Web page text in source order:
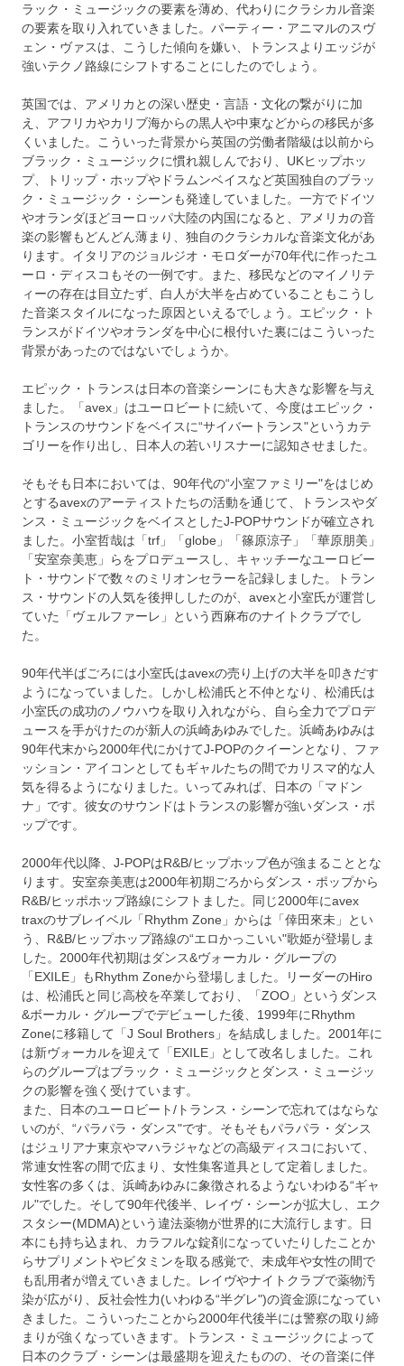
ラック・ミュージックの要素を薄め、代わりにクラシカル音楽
の要素を取り入れていきました。パーティー・アニマルのスヴ
ェン・ヴァスは、こうした傾向を嫌い、トランスよりエッジが
強いテクノ路線にシフトすることにしたのでしょう。
英国では、アメリカとの深い歴史・言語・文化の繋がりに加
え、アフリカやカリブ海からの黒人や中東などからの移民が多
くいました。こういった背景から英国の労働者階級は以前から
ブラック・ミュージックに慣れ親しんでおり、UKヒップホッ
プ、トリップ・ホップやドラムンベイスなど英国独自のブラッ
ク・ミュージック・シーンも発達していました。一方でドイツ
やオランダほどヨーロッパ大陸の内国になると、アメリカの音
楽の影響もどんどん薄まり、独自のクラシカルな音楽文化があ
ります。イタリアのジョルジオ・モロダーが70年代に作ったユ
ーロ・ディスコもその一例です。また、移民などのマイノリテ
ィーの存在は目立たず、白人が大半を占めていることもこうし
た音楽スタイルになった原因といえるでしょう。エピック・ト
ランスがドイツやオランダを中心に根付いた裏にはこういった
背景があったのではないでしょうか。
エピック・トランスは日本の音楽シーンにも大きな影響を与え
ました。「avex」はユーロビートに続いて、今度はエピック・
トランスのサウンドをベイスに“サイバートランス"というカテ
ゴリーを作り出し、日本人の若いリスナーに認知させました。
そもそも日本においては、90年代の“小室ファミリー"をはじめ
とするavexのアーティストたちの活動を通じて、トランスやダ
ンス・ミュージックをベイスとしたJ-POPサウンドが確立され
ました。小室哲哉は「trf」「globe」「篠原涼子」「華原朋美」
「安室奈美恵」らをプロデュースし、キャッチーなユーロビー
ト・サウンドで数々のミリオンセラーを記録しました。トラン
ス・サウンドの人気を後押ししたのが、avexと小室氏が運営し
ていた「ヴェルファーレ」という西麻布のナイトクラブでし
た。
90年代半ばごろには小室氏はavexの売り上げの大半を叩きだす
ようになっていました。しかし松浦氏と不仲となり、松浦氏は
小室氏の成功のノウハウを取り入れながら、自ら全力でプロデ
ュースを手がけたのが新人の浜崎あゆみでした。浜崎あゆみは
90年代末から2000年代にかけてJ-POPのクイーンとなり、ファ
ッション・アイコンとしてもギャルたちの間でカリスマ的な人
気を得るようになりました。いってみれば、日本の「マドン
ナ」です。彼女のサウンドはトランスの影響が強いダンス・ポ
ップです。
2000年代以降、J-POPはR&B/ヒップホップ色が強まることとな
ります。安室奈美恵は2000年初期ごろからダンス・ポップから
R&B/ヒッポホップ路線にシフトました。同じ2000年にavex
traxのサブレイベル「Rhythm Zone」からは「倖田來未」とい
う、R&B/ヒップホップ路線の“エロかっこいい"歌姫が登場しま
した。2000年代初期はダンス&ヴォーカル・グループの
「EXILE」もRhythm Zoneから登場しました。リーダーのHiro
は、松浦氏と同じ高校を卒業しており、「ZOO」というダンス
&ボーカル・グループでデビューした後、1999年にRhythm
Zoneに移籍して「J Soul Brothers」を結成しました。2001年に
は新ヴォーカルを迎えて「EXILE」として改名しました。これ
らのグループはブラック・ミュージックとダンス・ミュージッ
クの影響を強く受けています。
また、日本のユーロビート/トランス・シーンで忘れてはならな
いのが、“パラパラ・ダンス"です。そもそもパラパラ・ダンス
はジュリアナ東京やマハラジャなどの高級ディスコにおいて、
常連女性客の間で広まり、女性集客道具として定着しました。
女性客の多くは、浜崎あゆみに象徴されるようないわゆる“ギャ
ル"でした。そして90年代後半、レイヴ・シーンが拡大し、エク
スタシー(MDMA)という違法薬物が世界的に大流行します。日
本にも持ち込まれ、カラフルな錠剤になっていたりしたことか
らサプリメントやビタミンを取る感覚で、未成年や女性の間で
も乱用者が増えていきました。レイヴやナイトクラブで薬物汚
染が広がり、反社会性力(いわゆる“半グレ")の資金源になってい
きました。こういったことから2000年代後半には警察の取り締
まりが強くなっていきます。トランス・ミュージックによって
日本のクラブ・シーンは最盛期を迎えたものの、その音楽に伴